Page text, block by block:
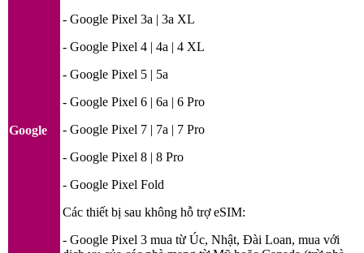
Google
- Google Pixel 3a | 3a XL
- Google Pixel 4 | 4a | 4 XL
- Google Pixel 5 | 5a
- Google Pixel 6 | 6a | 6 Pro
- Google Pixel 7 | 7a | 7 Pro
- Google Pixel 8 | 8 Pro
- Google Pixel Fold
Các thiết bị sau không hỗ trợ eSIM:
- Google Pixel 3 mua từ Úc, Nhật, Đài Loan, mua với